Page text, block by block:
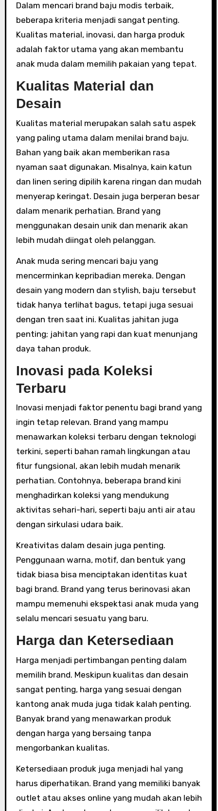
Dalam mencari brand baju modis terbaik,
beberapa kriteria menjadi sangat penting.
Kualitas material, inovasi, dan harga produk
adalah faktor utama yang akan membantu
anak muda dalam memilih pakaian yang tepat.
Kualitas Material dan
Desain
Kualitas material merupakan salah satu aspek
yang paling utama dalam menilai brand baju.
Bahan yang baik akan memberikan rasa
nyaman saat digunakan. Misalnya, kain katun
dan linen sering dipilih karena ringan dan mudah
menyerap keringat. Desain juga berperan besar
dalam menarik perhatian. Brand yang
menggunakan desain unik dan menarik akan
lebih mudah diingat oleh pelanggan.
Anak muda sering mencari baju yang
mencerminkan kepribadian mereka. Dengan
desain yang modern dan stylish, baju tersebut
tidak hanya terlihat bagus, tetapi juga sesuai
dengan tren saat ini. Kualitas jahitan juga
penting; jahitan yang rapi dan kuat menunjang
daya tahan produk.
Inovasi pada Koleksi
Terbaru
Inovasi menjadi faktor penentu bagi brand yang
ingin tetap relevan. Brand yang mampu
menawarkan koleksi terbaru dengan teknologi
terkini, seperti bahan ramah lingkungan atau
fitur fungsional, akan lebih mudah menarik
perhatian. Contohnya, beberapa brand kini
menghadirkan koleksi yang mendukung
aktivitas sehari-hari, seperti baju anti air atau
dengan sirkulasi udara baik.
Kreativitas dalam desain juga penting.
Penggunaan warna, motif, dan bentuk yang
tidak biasa bisa menciptakan identitas kuat
bagi brand. Brand yang terus berinovasi akan
mampu memenuhi ekspektasi anak muda yang
selalu mencari sesuatu yang baru.
Harga dan Ketersediaan
Harga menjadi pertimbangan penting dalam
memilih brand. Meskipun kualitas dan desain
sangat penting, harga yang sesuai dengan
kantong anak muda juga tidak kalah penting.
Banyak brand yang menawarkan produk
dengan harga yang bersaing tanpa
mengorbankan kualitas.
Ketersediaan produk juga menjadi hal yang
harus diperhatikan. Brand yang memiliki banyak
outlet atau akses online yang mudah akan lebih